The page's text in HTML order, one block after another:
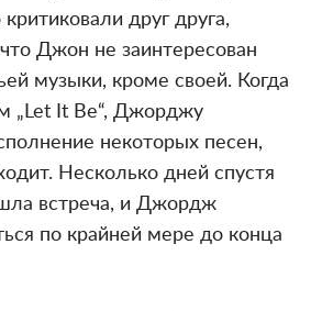
друг друга,
Джон не заинтересован
музыки, кроме своей. Когда
„Let It Be“, Джорджу
некоторых песен,
Несколько дней спустя
встреча, и Джордж
по крайней мере до конца